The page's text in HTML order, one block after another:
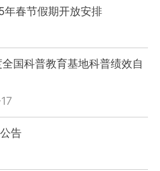
年春节假期开放安排
国科普教育基地科普绩效自
告